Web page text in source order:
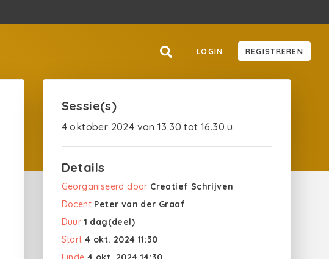
LOGIN REGISTREREN
Sessie(s)
4 oktober 2024 van 13.30 tot 16.30 u.
Details
Georganiseerd door Creatief Schrijven
Docent Peter van der Graaf
Duur 1 dag(deel)
Start 4 okt. 2024 11:30